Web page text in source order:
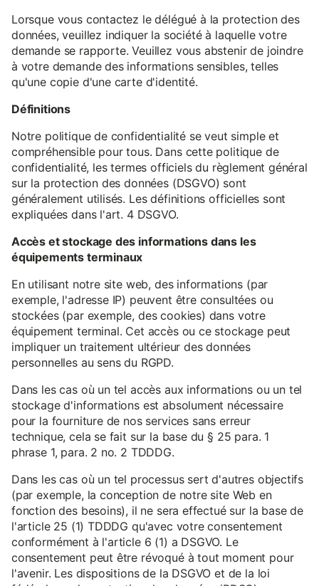
Lorsque vous contactez le délégué à la protection des
données, veuillez indiquer la société à laquelle votre
demande se rapporte. Veuillez vous abstenir de joindre
à votre demande des informations sensibles, telles
qu'une copie d'une carte d'identité.
Définitions
Notre politique de confidentialité se veut simple et
compréhensible pour tous. Dans cette politique de
confidentialité, les termes officiels du règlement général
sur la protection des données (DSGVO) sont
généralement utilisés. Les définitions officielles sont
expliquées dans l'art. 4 DSGVO.
Accès et stockage des informations dans les
équipements terminaux
En utilisant notre site web, des informations (par
exemple, l'adresse IP) peuvent être consultées ou
stockées (par exemple, des cookies) dans votre
équipement terminal. Cet accès ou ce stockage peut
impliquer un traitement ultérieur des données
personnelles au sens du RGPD.
Dans les cas où un tel accès aux informations ou un tel
stockage d'informations est absolument nécessaire
pour la fourniture de nos services sans erreur
technique, cela se fait sur la base du § 25 para. 1
phrase 1, para. 2 no. 2 TDDDG.
Dans les cas où un tel processus sert d'autres objectifs
(par exemple, la conception de notre site Web en
fonction des besoins), il ne sera effectué sur la base de
l'article 25 (1) TDDDG qu'avec votre consentement
conformément à l'article 6 (1) a DSGVO. Le
consentement peut être révoqué à tout moment pour
l'avenir. Les dispositions de la DSGVO et de la loi